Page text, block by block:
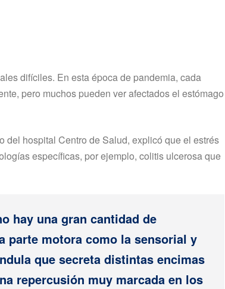
difíciles. En esta época de pandemia, cada
pero muchos pueden ver afectados el estómago
del hospital Centro de Salud, explicó que el estrés
específicas, por ejemplo, colitis ulcerosa que
hay una gran cantidad de
parte motora como la sensorial y
que secreta distintas encimas
repercusión muy marcada en los